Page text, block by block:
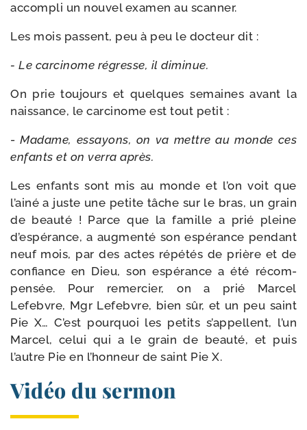
accom­pli un nou­vel exa­men au scanner.
Les mois passent, peu à peu le doc­teur dit :
- Le car­ci­nome régresse, il diminue.
On prie tou­jours et quelques semaines avant la
nais­sance, le car­ci­nome est tout petit :
-Madame, essayons, on va mettre au monde ces
enfants et on ver­ra après.
Les enfants sont mis au monde et l’on voit que
l’ai­né a juste une petite tâche sur le bras, un grain
de beau­té ! Parce que la famille a prié pleine
d’es­pé­rance, a aug­men­té son espé­rance pen­dant
neuf mois, par des actes répé­tés de prière et de
confiance en Dieu, son espé­rance a été récom­
pen­sée. Pour remer­cier, on a prié Marcel
Lefebvre, Mgr Lefebvre, bien sûr, et un peu saint
Pie X… C’est pour­quoi les petits s’ap­pellent, l’un
Marcel, celui qui a le grain de beau­té, et puis
l’autre Pie en l’hon­neur de saint Pie X.
Vidéo du sermon